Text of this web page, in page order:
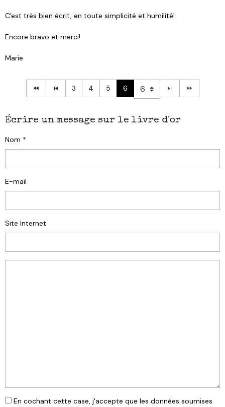
C'est très bien écrit, en toute simplicité et humilité!
Encore bravo et merci!
Marie
3 4 5 6
Écrire un message sur le livre d'or
Nom
E-mail
Site Internet
En cochant cette case, j'accepte que les données soumises